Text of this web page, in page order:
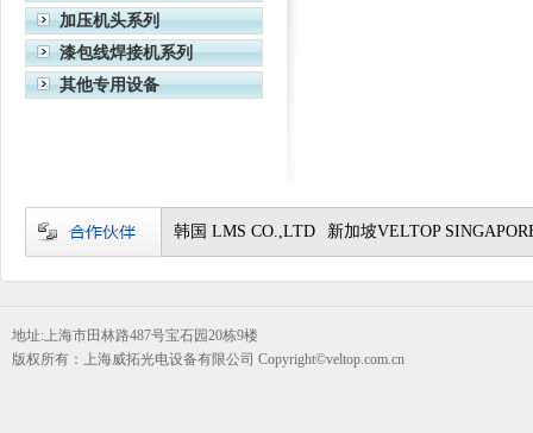
加压机头系列
漆包线焊接机系列
其他专用设备
韩国 LMS CO.,LTD 新加坡VELTOP
地址:上海市田林路487号宝石园20栋9楼
版权所有：上海威拓光电设备有限公司 Copyright©veltop.com.cn